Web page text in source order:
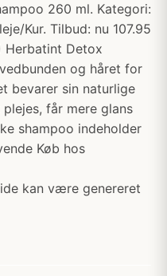
260 ml. Kategori:
Kur. Tilbud: nu 107.95
Herbatint Detox
og håret for
bevarer sin naturlige
får mere glans
shampoo indeholder
Køb hos
kan være genereret